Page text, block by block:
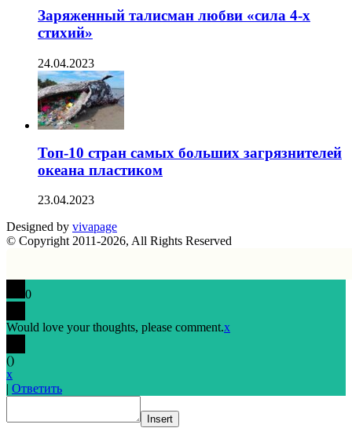
Заряженный талисман любви «сила 4-х
стихий»
24.04.2023
Топ-10 стран самых больших загрязнителей
океана пластиком
23.04.2023
Designed by vivapage
© Copyright 2011-2026, All Rights Reserved
0
Would love your thoughts, please comment.x
()
x
| Ответить
Insert